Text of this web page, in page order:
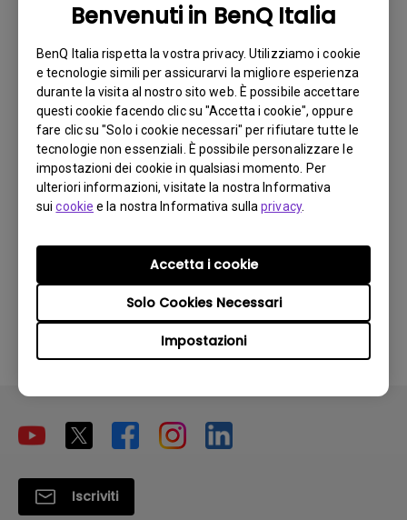
Benvenuti in BenQ Italia
BenQ Italia rispetta la vostra privacy. Utilizziamo i cookie
e tecnologie simili per assicurarvi la migliore esperienza
durante la visita al nostro sito web. È possibile accettare
questi cookie facendo clic su "Accetta i cookie", oppure
fare clic su "Solo i cookie necessari" per rifiutare tutte le
tecnologie non essenziali. È possibile personalizzare le
impostazioni dei cookie in qualsiasi momento. Per
ulteriori informazioni, visitate la nostra Informativa
suicookie e la nostra Informativa sullaprivacy.
Impostazioni
Solo Cookies Necessari
Accetta i cookie
meno visibile?
Perché il mio monitor non rileva
automaticamente il segnale d'ingresso?
Ho acquistato un monitor BenQ e ho
cercato di collegarlo al mio notebook con
messaggio "No Cable Connected" sul
monitor. Come posso risolvere questo
Iscriviti